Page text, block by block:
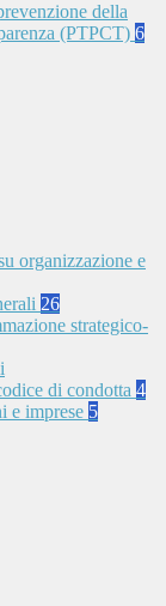
della
(PTPCT) 6
organizzazione e
26
strategico-
di condotta 4
e imprese 5